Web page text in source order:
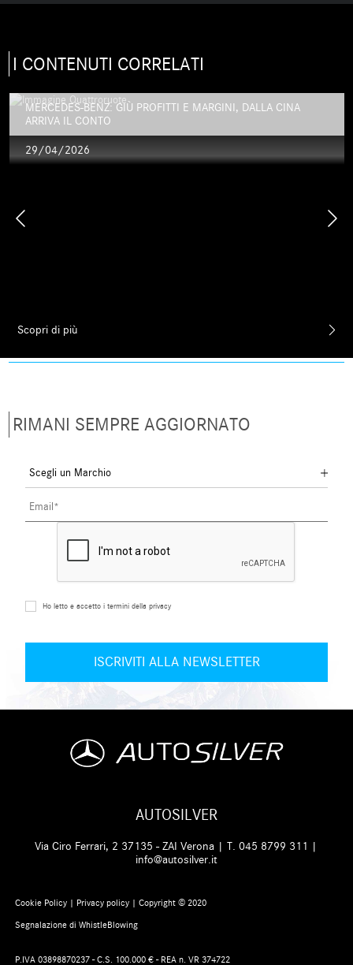
I CONTENUTI CORRELATI
MERCEDES-BENZ: GIÙ PROFITTI E MARGINI, DALLA CINA
ARRIVA IL CONTO
29/04/2026
Scopri di più
RIMANI SEMPRE AGGIORNATO
Ho letto e accetto i termini della privacy
AUTOSILVER
Via Ciro Ferrari, 2 37135 - ZAI Verona | T.045 8799 311
info@autosilver.it
Cookie Policy | Privacy policy| Copyright © 2020
Segnalazione di WhistleBlowing
P.IVA 03898870237 - C.S. 100.000 € - REA n. VR 374722